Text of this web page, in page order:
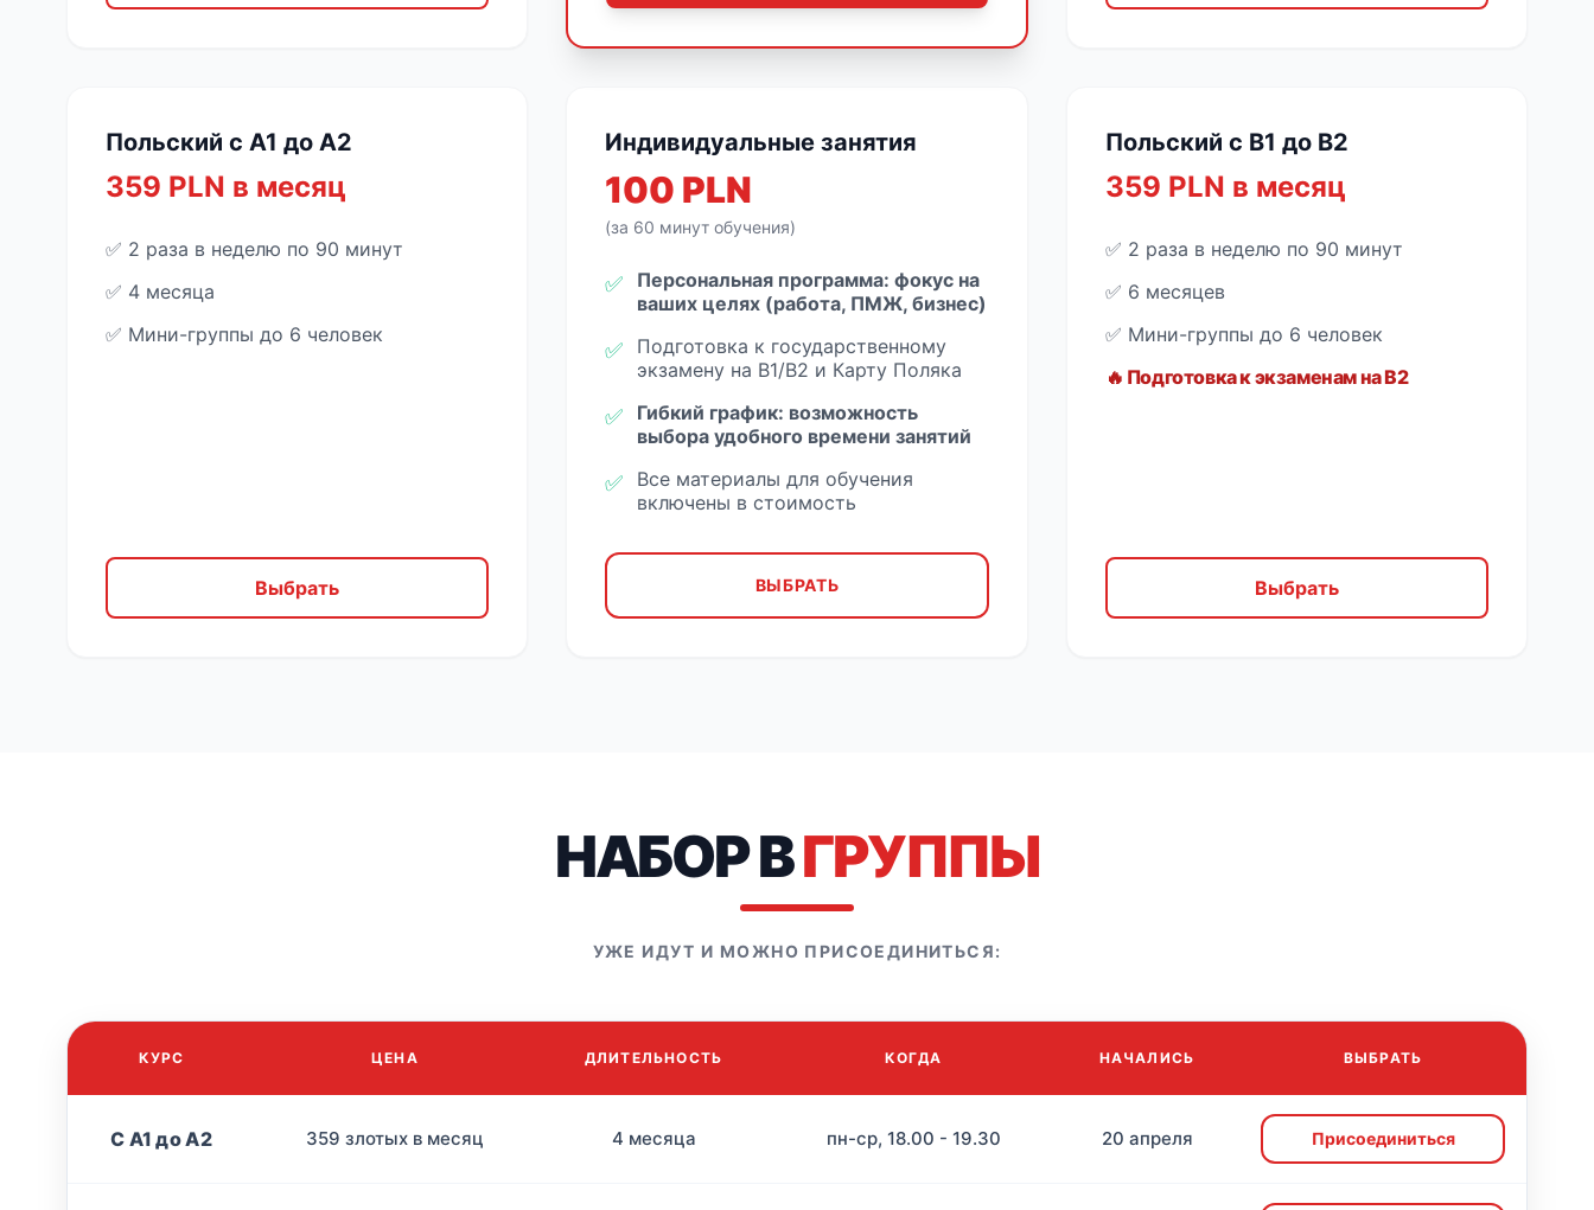
Польский с A1 до A2
359 PLN в месяц
✅ 2 раза в неделю по 90 минут
✅ 4 месяца
✅ Мини-группы до 6 человек
Выбрать
Индивидуальные занятия
100 PLN
(за 60 минут обучения)
✅
Персональная программа: фокус на
ваших целях (работа, ПМЖ, бизнес)
✅
Подготовка к государственному
экзамену на B1/B2 и Карту Поляка
✅
Гибкий график: возможность
выбора удобного времени занятий
✅
Все материалы для обучения
включены в стоимость
ВЫБРАТЬ
Польский с B1 до B2
359 PLN в месяц
✅ 2 раза в неделю по 90 минут
✅ 6 месяцев
✅ Мини-группы до 6 человек
🔥 Подготовка к экзаменам на B2
Выбрать
НАБОР ВГРУППЫ
УЖЕ ИДУТ И МОЖНО ПРИСОЕДИНИТЬСЯ:
КУРС ЦЕНА ДЛИТЕЛЬНОСТЬ КОГДА НАЧАЛИСЬ ВЫБРАТЬ
С A1 до A2 359 злотых в месяц 4 месяца пн-ср, 18.00 - 19.30 20 апреля Присоединиться